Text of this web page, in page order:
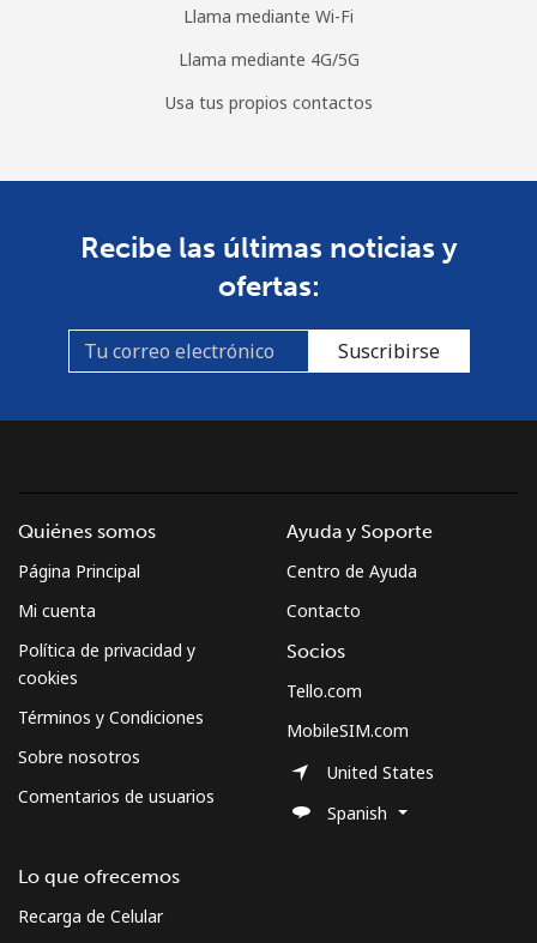
Llama mediante Wi-Fi
Llama mediante 4G/5G
Usa tus propios contactos
Recibe las últimas noticias y
ofertas:
Suscribirse
Quiénes somos
Página Principal
Mi cuenta
Política de privacidad y
cookies
Términos y Condiciones
Sobre nosotros
Comentarios de usuarios
Lo que ofrecemos
Recarga de Celular
Ayuda y Soporte
Centro de Ayuda
Contacto
Socios
Tello.com
MobileSIM.com
United States
Spanish